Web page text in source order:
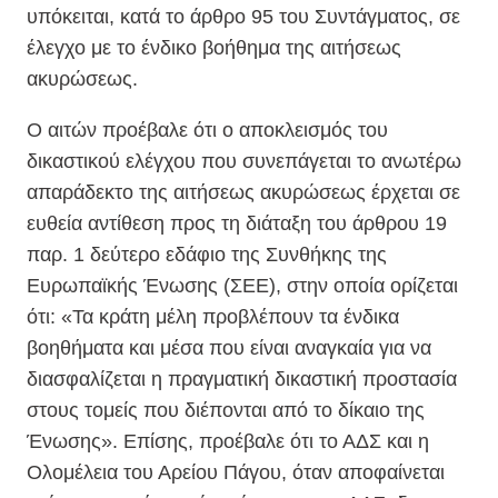
υπόκειται, κατά το άρθρο 95 του Συντάγματος, σε
έλεγχο με το ένδικο βοήθημα της αιτήσεως
ακυρώσεως.
Ο αιτών προέβαλε ότι ο αποκλεισμός του
δικαστικού ελέγχου που συνεπάγεται το ανωτέρω
απαράδεκτο της αιτήσεως ακυρώσεως έρχεται σε
ευθεία αντίθεση προς τη διάταξη του άρθρου 19
παρ. 1 δεύτερο εδάφιο της Συνθήκης της
Ευρωπαϊκής Ένωσης (ΣΕΕ), στην οποία ορίζεται
ότι: «Τα κράτη μέλη προβλέπουν τα ένδικα
βοηθήματα και μέσα που είναι αναγκαία για να
διασφαλίζεται η πραγματική δικαστική προστασία
στους τομείς που διέπονται από το δίκαιο της
Ένωσης». Επίσης, προέβαλε ότι το ΑΔΣ και η
Ολομέλεια του Αρείου Πάγου, όταν αποφαίνεται